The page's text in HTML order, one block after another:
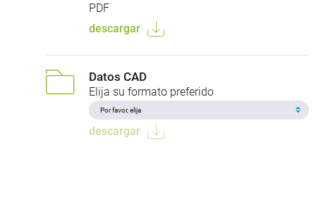
PDF
descargar
Datos CAD
Elija su formato preferido
descargar